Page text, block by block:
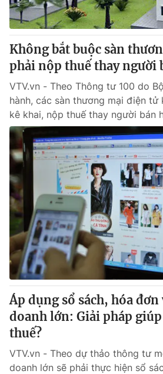
Không bắt buộc sàn
phải nộp thuế thay người
VTV.vn - Theo Thông tư 100 do
hành, các sàn thương mại điện
kê khai, nộp thuế thay người bán
Áp dụng sổ sách, hóa
doanh lớn: Giải pháp
thuế?
VTV.vn - Theo dự thảo thông tư
doanh lớn sẽ phải thực hiện sổ